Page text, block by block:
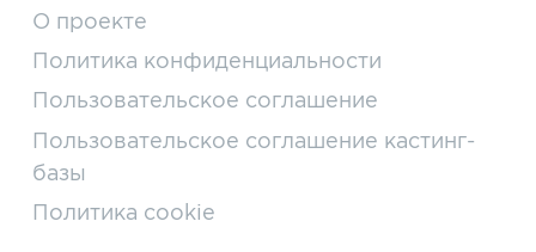
О проекте
Политика конфиденциальности
Пользовательское соглашение
Пользовательское соглашение кастинг-
базы
Политика cookie